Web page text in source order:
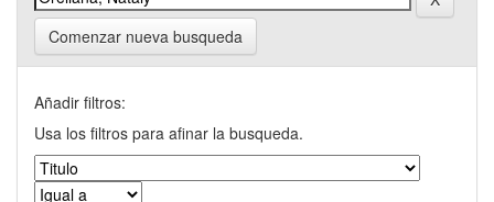
Comenzar nueva busqueda
Añadir filtros:
Usa los filtros para afinar la busqueda.